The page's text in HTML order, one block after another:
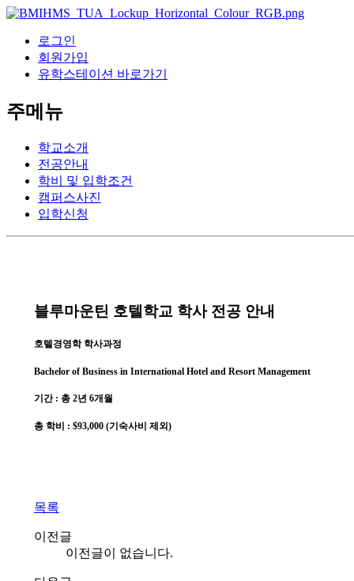
로그인
회원가입
유학스테이션 바로가기
주메뉴
학교소개
전공안내
학비 및 입학조건
캠퍼스사진
입학신청
블루마운틴 호텔학교 학사 전공 안내
호텔경영학 학사과정
Bachelor of Business in International Hotel and Resort Management
기간 : 총 2년 6개월
총 학비 : $93,000 (기숙사비 제외)
목록
이전글
이전글이 없습니다.